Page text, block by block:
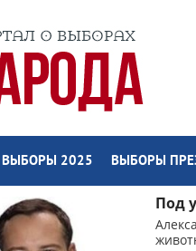
ВЫБОРЫ 2025 ВЫБОРЫ
Под